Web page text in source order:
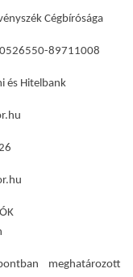
Cégbírósága
89711008
és Hitelbank
meghatározott